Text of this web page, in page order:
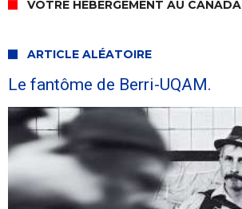
VOTRE HÉBERGEMENT AU CANADA
ARTICLE ALÉATOIRE
Le fantôme de Berri-UQAM.